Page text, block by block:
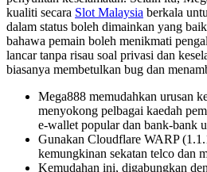
kualiti secara Slot Malaysia berkala
dalam status boleh dimainkan yang
bahawa pemain boleh menikmati
lancar tanpa risau soal privasi dan
biasanya membetulkan bug dan
Mega888 memudahkan urusan
menyokong pelbagai kaedah
e-wallet popular dan bank-bank
Gunakan Cloudflare WARP
kemungkinan sekatan telco dan
Kemudahan ini, digabungkan